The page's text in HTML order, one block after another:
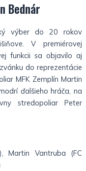
Bednár
výber do 20 rokov
V premiérovej
funkcii sa objavilo aj
do reprezentácie
MFK Zemplín Martin
ďalšieho hráča, na
stredopoliar Peter
Martin Vantruba (FC